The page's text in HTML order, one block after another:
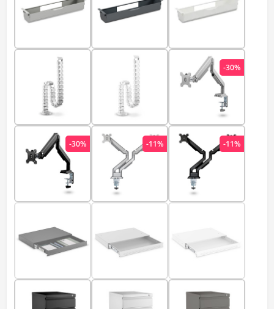
-30%
-30% -11% -11%